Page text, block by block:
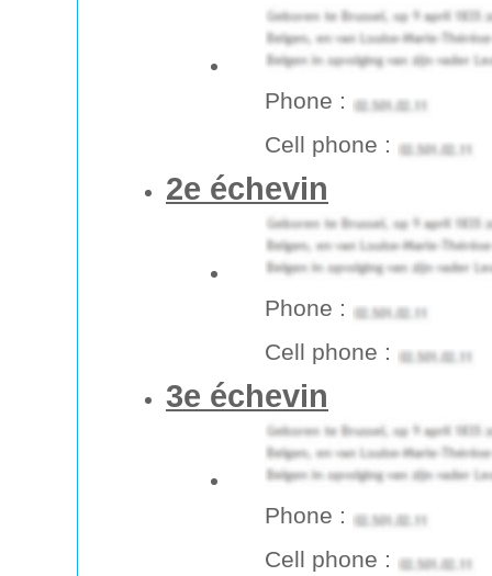
Phone :
Cell phone :
2e échevin
Phone :
Cell phone :
3e échevin
Phone :
Cell phone :